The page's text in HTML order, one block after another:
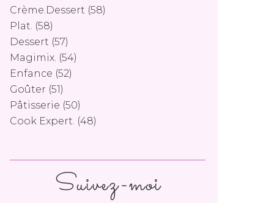
Crème.dessert (58)
Plat. (58)
Dessert (57)
Magimix. (54)
Enfance (52)
Goûter (51)
Pâtisserie (50)
Cook Expert. (48)
Suivez-moi